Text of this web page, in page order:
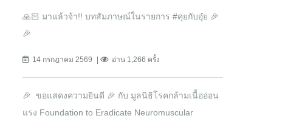
🙏🏻 มาแล้วจ้า!! บทสัมภาษณ์ในรายการ #คุยกับอุ๋ย 🎉
🎉
14 กรกฎาคม 2569 อ่าน 1,266 ครั้ง
🎉 ขอแสดงความยินดี 🎉 กับ มูลนิธิโรคกล้ามเนื้ออ่อน
แรง Foundation to Eradicate Neuromuscular